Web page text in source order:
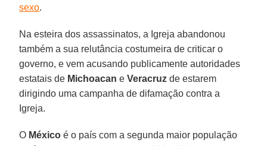
sexo.
Na esteira dos assassinatos, a Igreja abandonou
também a sua relutância costumeira de criticar o
governo, e vem acusando publicamente autoridades
estatais de Michoacan eVeracruz de estarem
dirigindo uma campanha de difamação contra a
Igreja.
O México é o país com a segunda maior população